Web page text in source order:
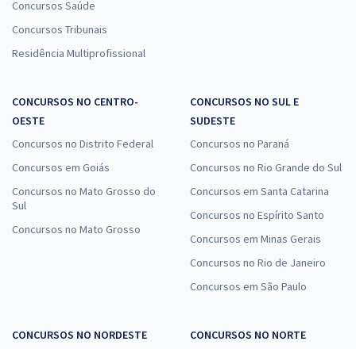
Concursos Saúde
Concursos Tribunais
Residência Multiprofissional
CONCURSOS NO CENTRO-
OESTE
Concursos no Distrito Federal
Concursos em Goiás
Concursos no Mato Grosso do
Sul
Concursos no Mato Grosso
CONCURSOS NO SUL E
SUDESTE
Concursos no Paraná
Concursos no Rio Grande do Sul
Concursos em Santa Catarina
Concursos no Espírito Santo
Concursos em Minas Gerais
Concursos no Rio de Janeiro
Concursos em São Paulo
CONCURSOS NO NORDESTE
CONCURSOS NO NORTE